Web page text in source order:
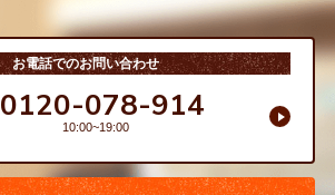
お電話でのお問い合わせ
0120-078-914
10:00~19:00